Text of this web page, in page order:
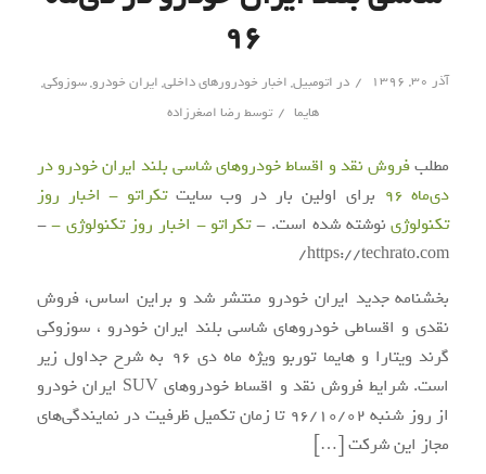
۹۶
آذر ۳۰, ۱۳۹۶ / در اتومبیل, اخبار خودرورهای داخلی, ایران خودرو,سوزوکی,
هایما / توسط رضا اصغرزاده
مطلبفروش نقد و اقساط خودروهای شاسی بلند ایران خودرو در
دی‌ماه ۹۶
برای اولین بار در وب سایتتکراتو - اخبار روز
تکنولوژینوشته شده است. -تکراتو - اخبار روز تکنولوژی --
https://techrato.com/
بخشنامه جدید ایران خودرو منتشر شد و براین اساس، فروش
نقدی و اقساطی خودروهای شاسی بلند ایران خودرو ، سوزوکی
گرند ویتارا و هایما توربو ویژه ماه دی ۹۶ به شرح جداول زیر
است. شرایط فروش نقد و اقساط خودروهای SUV ایران خودرو
از روز شنبه ۹۶/۱۰/۰۲ تا زمان تکمیل ظرفیت در نمایندگی‌های
مجاز این شرکت […]